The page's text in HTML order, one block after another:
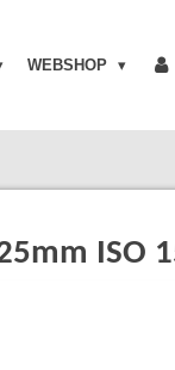
WEBSHOP
ISO